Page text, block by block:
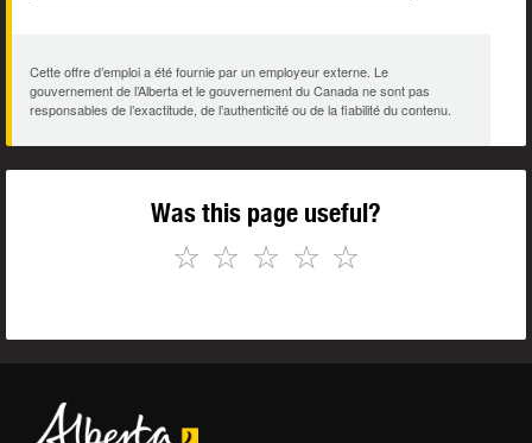
Cette offre d’emploi a été fournie par un employeur externe. Le
gouvernement de l’Alberta et le gouvernement du Canada ne sont pas
responsables de l’exactitude, de l’authenticité ou de la fiabilité du contenu.
Was this page useful?
☆
☆
☆
☆
☆